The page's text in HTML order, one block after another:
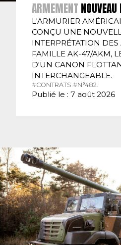
ARMEMENT
L'ARMURIER
CONÇU UNE
INTERPRÉTATION
FAMILLE AK-47/AKM,
D'UN CANON
INTERCHANGEABLE.
#CONTRATS.#N°482.
Publié le : 7 août 2026